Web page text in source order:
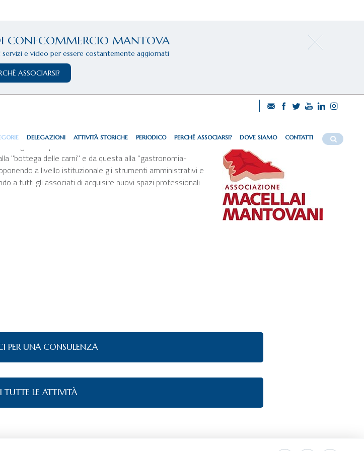
CONFCOMMERCIO MANTOVA
e video per essere costantemente aggiornati
ASSOCIARSI?
DELEGAZIONI ATTIVITÀ STORICHE PERIODICO PERCHÉ ASSOCIARSI? DOVE SIAMO CONTATTI
"bottega delle carni" e da questa alla “gastronomia-
a livello istituzionale gli strumenti amministrativi e
a tutti gli associati di acquisire nuovi spazi professionali
PER UNA CONSULENZA
TUTTE LE ATTIVITÀ